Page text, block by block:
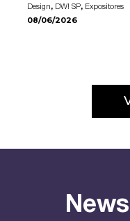
Design, DW! SP, Expositores
08/06/2026